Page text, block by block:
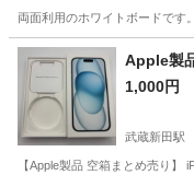
両面利用のホワイトボードで
東京 江東区 東大島駅
Apple製
1,000円
武蔵新田駅
【Apple製品 空箱まとめ売り